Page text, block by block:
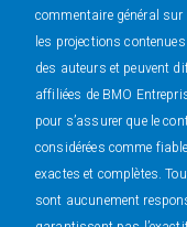
commentaire général
les projections
des auteurs et peuvent
affiliées de BMO
pour s’assurer que le
considérées comme
exactes et complètes.
sont aucunement